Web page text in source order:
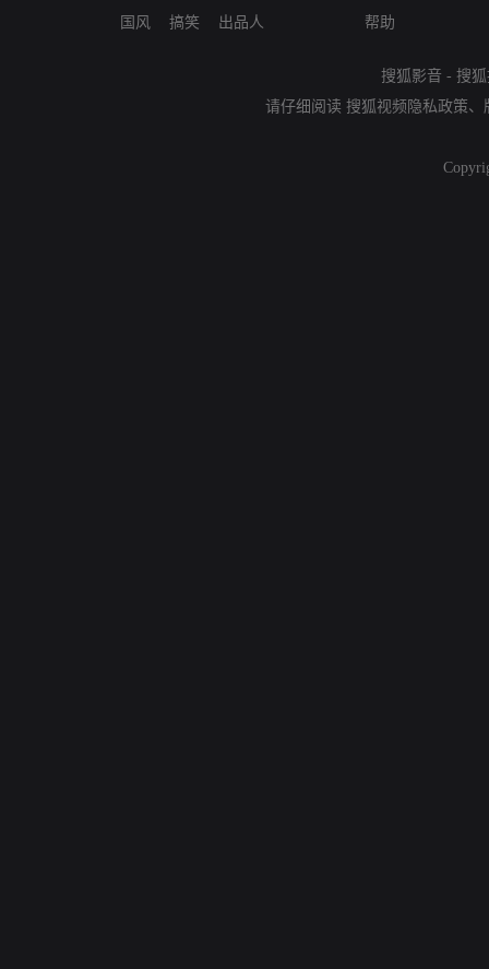
国风
搞笑
出品人
帮助
搜狐影音 - 搜
请仔细阅读 搜狐视频隐私政策、